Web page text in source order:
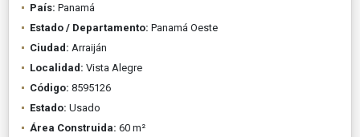
País: Panamá
Estado / Departamento: Panamá Oeste
Ciudad: Arraiján
Localidad: Vista Alegre
Código: 8595126
Estado: Usado
Área Construida: 60 m²